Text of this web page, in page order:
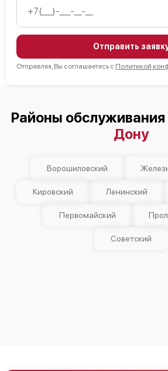
Отправить
Отправляя, Вы соглашаетесь с Политикой
Районы обслуживания
Дону
Ворошиловский
Кировский Ленинский
Первомайский
Советский